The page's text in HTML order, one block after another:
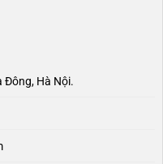
Đông, Hà Nội.